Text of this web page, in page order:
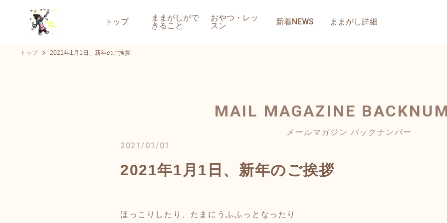
トップ
ままがしがで
きること
おやつ・レッ
スン
新着NEWS ままがし詳細
トップ 2021年1月1日、新年のご挨拶
MAIL MAGAZINE
メールマガジン バックナンバー
2021/01/01
2021年1月1日、新年のご挨拶
ほっこりしたり、たまにうふふっとなったり